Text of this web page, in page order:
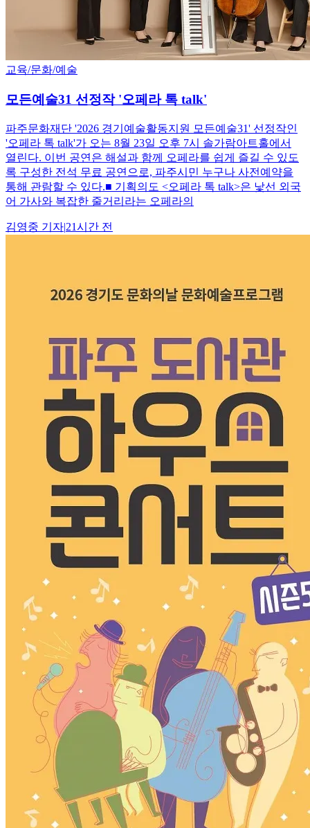
교육/문화/예술
모든예술31 선정작 '오페라 톡 talk'
파주문화재단 '2026 경기예술활동지원 모든예술31' 선정작인
'오페라 톡 talk'가 오는 8월 23일 오후 7시 솔가람아트홀에서
열린다. 이번 공연은 해설과 함께 오페라를 쉽게 즐길 수 있도
록 구성한 전석 무료 공연으로, 파주시민 누구나 사전예약을
통해 관람할 수 있다.■ 기획의도 <오페라 톡 talk>은 낯선 외국
어 가사와 복잡한 줄거리라는 오페라의
김영중 기자|21시간 전